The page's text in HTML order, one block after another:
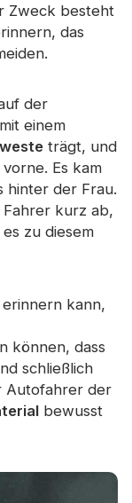
Zweck besteht
das
der
einem
trägt, und
Es kam
hinter der Frau.
kurz ab,
zu diesem
kann,
können, dass
schließlich
Autofahrer der
bewusst